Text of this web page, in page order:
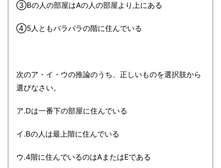
③Bの人の部屋はAの人の部屋より上にある
④5人ともバラバラの階に住んでいる
次のア・イ・ウの推論のうち、正しいものを選択肢から
選びなさい。
ア.Dは一番下の部屋に住んでいる
イ.Bの人は最上階に住んでいる
ウ.4階に住んでいるのはAまたはEである